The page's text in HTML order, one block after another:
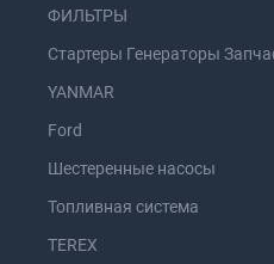
ФИЛЬТРЫ
Стартеры Генераторы
YANMAR
Ford
Шестеренные насосы
Топливная система
TEREX